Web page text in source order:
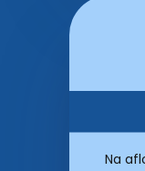
Na